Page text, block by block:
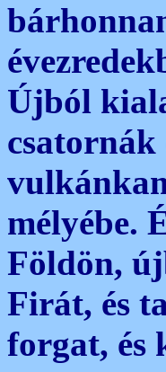
Újból
csatornák
mélyébe.
Földön,
Firát, és
forgat, és